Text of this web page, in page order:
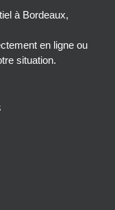
à Bordeaux,
en ligne ou
situation.